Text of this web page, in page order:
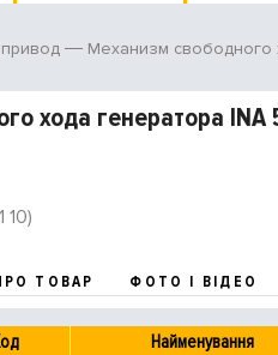
Механизм свободного
хода генератора INA
10)
ТОВАР ФОТО І ВІДЕО
Найменування